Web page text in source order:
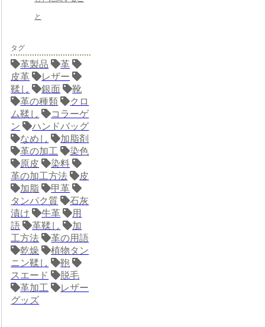
と
タグ
革製品
革
皮革
レザー
鞣し
銀面
靴
革の種類
クロ
ム鞣し
コラーゲ
ン
ハンドバッグ
なめし
加脂剤
革の加工
染色
原皮
染料
革の加工方法
皮
加脂
甲革
タンパク質
石灰
漬け
牛革
用
語
革鞣し
加
工方法
革の用語
乾燥
植物タン
ニン鞣し
鞄
スエード
脱毛
革加工
レザー
グッズ